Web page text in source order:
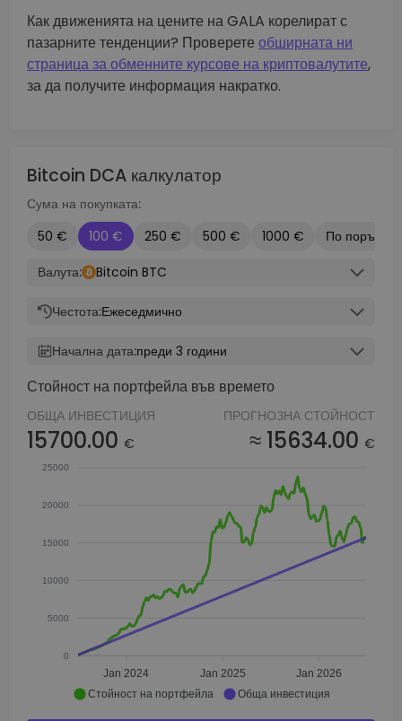
Как движенията на цените на GALA корелират с
пазарните тенденции? Проверете обширната ни
страница за обменните курсове на криптовалутите,
за да получите информация накратко.
Bitcoin DCA калкулатор
Сума на покупката:
50 €
100 € 250 € 500 € 1000 €
По поръчка
Валута:
Bitcoin BTC
Честота:Ежеседмично
Начална дата:преди 3 години
Стойност на портфейла във времето
ОБЩА ИНВЕСТИЦИЯ
15700.00 €
ПРОГНОЗНА СТОЙНОСТ
≈ 15634.00 €
25000
20000
15000
10000
5000
0
Jan 2024 Jan 2025 Jan 2026
Стойност на портфейла Обща инвестиция